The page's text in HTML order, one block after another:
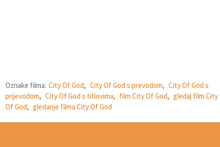
Oznake filma: City Of God, City Of God s prevodom, City Of God s
prijevodom, City Of God s titlovima, film City Of God, gledaj film City
Of God, gledanje filma City Of God